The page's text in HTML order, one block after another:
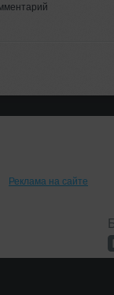
Реклама на сайте